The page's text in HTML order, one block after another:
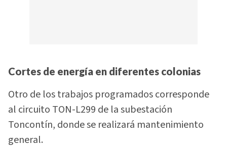
Cortes de energía en diferentes colonias
Otro de los trabajos programados corresponde
al circuito TON-L299 de la subestación
Toncontín, donde se realizará mantenimiento
general.